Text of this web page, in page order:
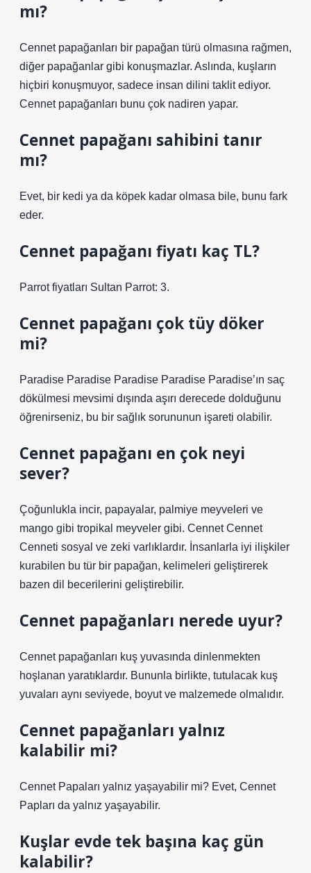
mı?
Cennet papağanları bir papağan türü olmasına rağmen,
diğer papağanlar gibi konuşmazlar. Aslında, kuşların
hiçbiri konuşmuyor, sadece insan dilini taklit ediyor.
Cennet papağanları bunu çok nadiren yapar.
Cennet papağanı sahibini tanır
mı?
Evet, bir kedi ya da köpek kadar olmasa bile, bunu fark
eder.
Cennet papağanı fiyatı kaç TL?
Parrot fiyatları Sultan Parrot: 3.
Cennet papağanı çok tüy döker
mi?
Paradise Paradise Paradise Paradise Paradise’ın saç
dökülmesi mevsimi dışında aşırı derecede dolduğunu
öğrenirseniz, bu bir sağlık sorununun işareti olabilir.
Cennet papağanı en çok neyi
sever?
Çoğunlukla incir, papayalar, palmiye meyveleri ve
mango gibi tropikal meyveler gibi. Cennet Cennet
Cenneti sosyal ve zeki varlıklardır. İnsanlarla iyi ilişkiler
kurabilen bu tür bir papağan, kelimeleri geliştirerek
bazen dil becerilerini geliştirebilir.
Cennet papağanları nerede uyur?
Cennet papağanları kuş yuvasında dinlenmekten
hoşlanan yaratıklardır. Bununla birlikte, tutulacak kuş
yuvaları aynı seviyede, boyut ve malzemede olmalıdır.
Cennet papağanları yalnız
kalabilir mi?
Cennet Papaları yalnız yaşayabilir mi? Evet, Cennet
Papları da yalnız yaşayabilir.
Kuşlar evde tek başına kaç gün
kalabilir?